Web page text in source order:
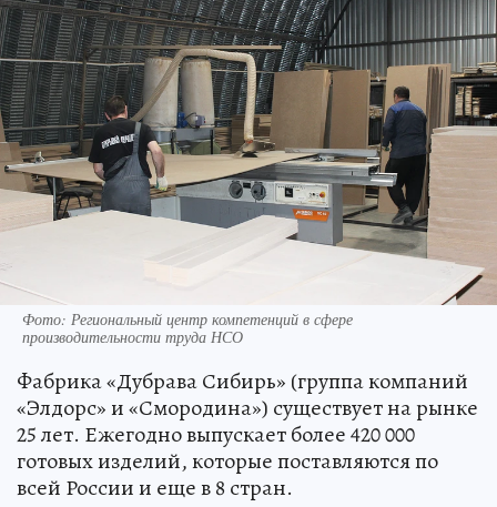
Фото: Региональный центр компетенций в сфере
производительности труда НСО
Фабрика «Дубрава Сибирь» (группа компаний
«Элдорс» и «Смородина») существует на рынке
25 лет. Ежегодно выпускает более 420 000
готовых изделий, которые поставляются по
всей России и еще в 8 стран.